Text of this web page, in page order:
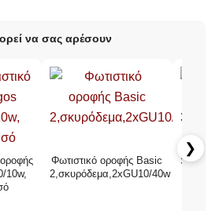
να σας αρέσουν
10w,
Φωτιστικό οροφής Basic
2,σκυρόδεμα,2xGU10/40w
Sollux
❯